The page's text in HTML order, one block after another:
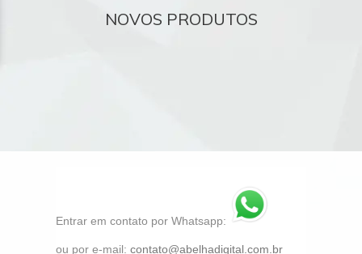
NOVOS PRODUTOS
Entrar em contato por Whatsapp:
ou por e-mail: contato@abelhadigital.com.br